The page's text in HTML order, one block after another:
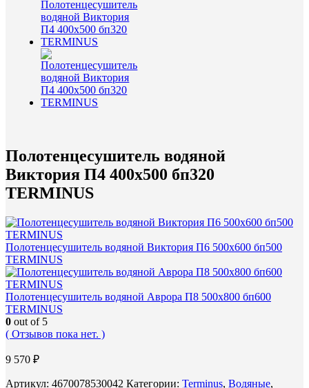
Полотенцесушитель водяной
Виктория П4 400х500 бп320
TERMINUS
Полотенцесушитель водяной Виктория П6 500х600 бп500
TERMINUS
Полотенцесушитель водяной Аврора П8 500х800 бп600
TERMINUS
0 out of 5
( Отзывов пока нет. )
9 570 ₽
Артикул: 4670078530042 Категории: Terminus, Водяные,